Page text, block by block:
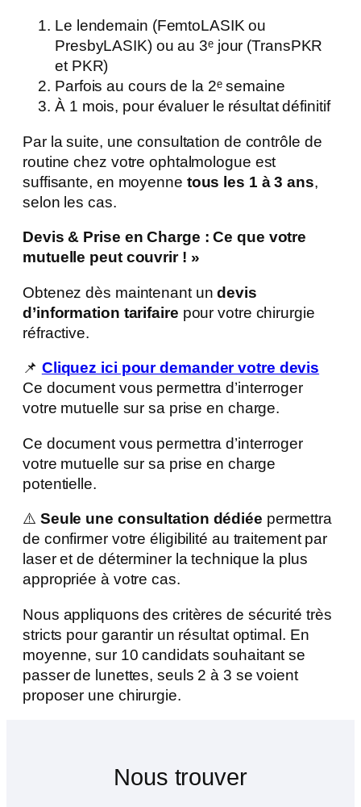
Le lendemain (FemtoLASIK ou
PresbyLASIK) ou au 3ᵉ jour (TransPKR
et PKR)
Parfois au cours de la 2ᵉ semaine
À 1 mois, pour évaluer le résultat définitif
Par la suite, une consultation de contrôle de
routine chez votre ophtalmologue est
suffisante, en moyenne tous les 1 à 3 ans,
selon les cas.
Devis & Prise en Charge : Ce que votre
mutuelle peut couvrir ! »
Obtenez dès maintenant undevis
d’information tarifaire pour votre chirurgie
réfractive.
📌 Cliquez ici pour demander votre devis
Ce document vous permettra d’interroger
votre mutuelle sur sa prise en charge.
Ce document vous permettra d’interroger
votre mutuelle sur sa prise en charge
potentielle.​
⚠️ Seule une consultation dédiée permettra
de confirmer votre éligibilité au traitement par
laser et de déterminer la technique la plus
appropriée à votre cas.​
Nous appliquons des critères de sécurité très
stricts pour garantir un résultat optimal. En
moyenne, sur 10 candidats souhaitant se
passer de lunettes, seuls 2 à 3 se voient
proposer une chirurgie.
Nous trouver